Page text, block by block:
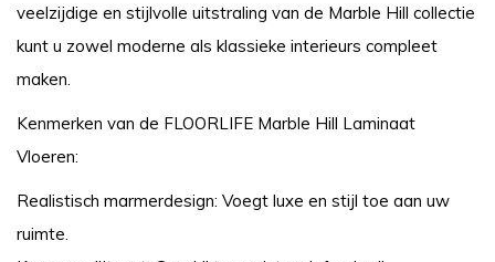
veelzijdige en stijlvolle uitstraling van de Marble Hill collectie
kunt u zowel moderne als klassieke interieurs compleet
maken.
Kenmerken van de FLOORLIFE Marble Hill Laminaat
Vloeren:
Realistisch marmerdesign: Voegt luxe en stijl toe aan uw
ruimte.